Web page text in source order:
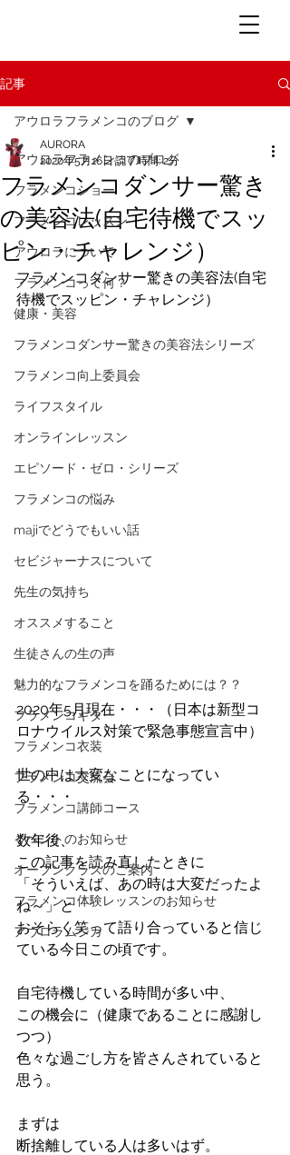
記事
アウロラフラメンコのブログ
フラメンコショー
フラメンコレッスン
アウロラについて
フラメンコって何？
健康・美容
フラメンコダンサー驚きの美容法シリーズ
フラメンコ向上委員会
ライフスタイル
オンラインレッスン
エピソード・ゼロ・シリーズ
フラメンコの悩み
majiでどうでもいい話
セビジャーナスについて
先生の気持ち
オススメすること
生徒さんの生の声
魅力的なフラメンコを踊るためには？？
フラメンコギター
フラメンコ衣装
フラメンコ交流会
フラメンコ講師コース
イベントのお知らせ
オープンクラスのご案内
フラメンコ体験レッスンのお知らせ
アウロラムジカ
アウロラフラメンコのブログ
フラメンコダンサー驚き
の美容法(自宅待機でスッ
ピン・チャレンジ）
AURORA
2020年5月16日読了時間: 2分
フラメンコダンサー驚きの美容法(自宅
待機でスッピン・チャレンジ）
2020年5月現在・・・（日本は新型コ
ロナウイルス対策で緊急事態宣言中）
世の中は大変なことになってい
る・・・
数年後、
この記事を読み直したときに
「そういえば、あの時は大変だったよ
ね～」と
おそらく笑って語り合っていると信じ
ている今日この頃です。
自宅待機している時間が多い中、
この機会に（健康であることに感謝し
つつ）
色々な過ごし方を皆さんされていると
思う。
まずは
断捨離している人は多いはず。